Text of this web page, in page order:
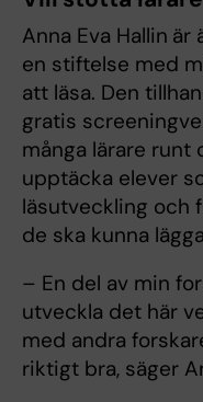
Anna Eva Hallin är
en stiftelse med
att läsa. Den
gratis
många lärare runt
upptäcka elever
läsutveckling och
de ska kunna
– En del av min
utveckla det här
med andra
riktigt bra, säger